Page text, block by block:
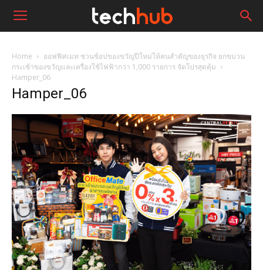
Home
ออฟฟิศเมท ชวนช้อปของขวัญปีใหม่ให้คนสำคัญของธุรกิจ ยกขบวน
กระเช้าของขวัญและเครื่องใช้ไฟฟ้ากว่า 1,000 รายการ จัดโปรสุดคุ้ม
Hamper_06
Hamper_06